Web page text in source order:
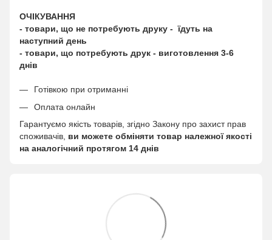
ОЧІКУВАННЯ
- товари, що не потребують друку - їдуть на
наступний день
- товари, що потребують друк - виготовлення 3-6
днів
Готівкою при отриманні
Оплата онлайн
Гарантуємо якість товарів, згідно Закону про захист прав
споживачів, ви можете обміняти товар належної якості
на аналогічний протягом 14 днів